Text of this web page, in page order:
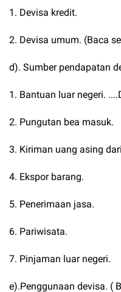
1. Devisa kredit.
2. Devisa umum. (Baca
d). Sumber pendapatan
1. Bantuan luar negeri.
2. Pungutan bea masuk.
3. Kiriman uang asing
4. Ekspor barang.
5. Penerimaan jasa.
6. Pariwisata.
7. Pinjaman luar negeri.
e).Penggunaan devisa. (